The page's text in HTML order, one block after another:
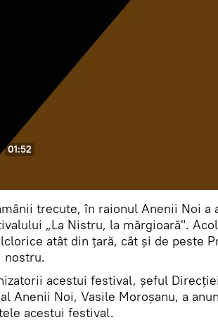
01:52
trecute, în raionul Anenii Noi a
„La Nistru, la mărgioară".
atât din țară, cât și de peste
nostru.
acestui festival, șeful
Anenii Noi, Vasile Moroșanu, a
acestui festival.